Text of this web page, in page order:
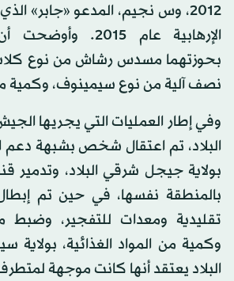
2012، وس نجيم، المدعو «جابر»
الإرهابية عام 2015.
بحوزتهما مسدس رشاش من نوع
نصف آلية من نوع سيمينوف، وكمية
وفي إطار العمليات التي يجريها
البلاد، تم اعتقال شخص بشبهة دعم
بولاية جيجل شرقي البلاد، وتدمير
تقليدية ومعدات للتفجير،
وكمية من المواد الغذائية،
البلاد يعتقد أنها كانت موجهة